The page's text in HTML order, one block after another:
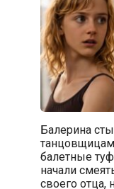
Балерина
балетные
начали
своего отца,